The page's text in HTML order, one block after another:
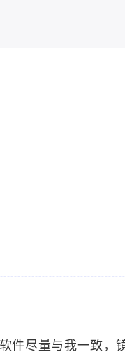
件尽量与我一致，